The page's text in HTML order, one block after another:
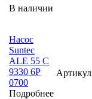
В наличии
Насос
Suntec
ALE 55 C
9330 6P
0700
Подробнее
Артикул